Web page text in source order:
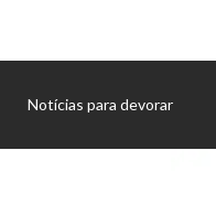
Notícias para devorar